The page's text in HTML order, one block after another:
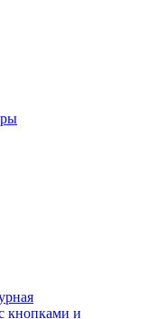
кнопками и